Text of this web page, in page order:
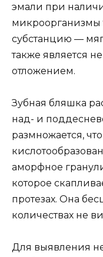
эмали при
микроорганизмы
субстанцию —
также является
отложением.
Зубная бляшка
над- и
размножается,
аморфное
которое
протезах. Она
количествах не
Для выявления